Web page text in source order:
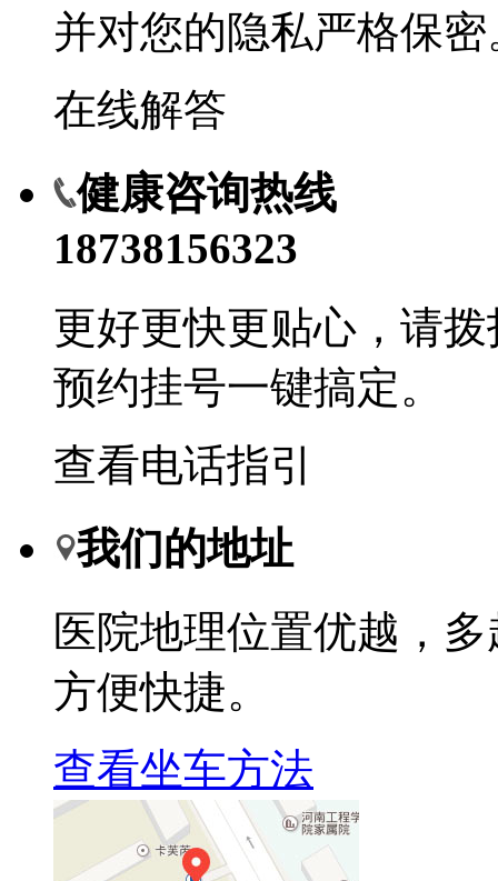
并对您的隐私严格保密
在线解答
健康咨询热线
18738156323
更好更快更贴心，请
预约挂号一键搞定。
查看电话指引
我们的地址
医院地理位置优越，
方便快捷。
查看坐车方法